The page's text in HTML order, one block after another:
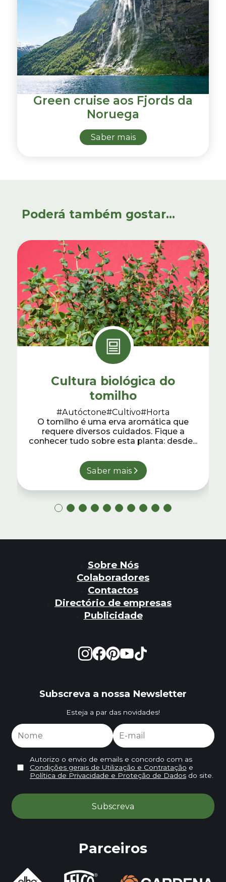
Green cruise aos Fjords da
Noruega
Saber mais
Poderá também gostar...
Cultura biológica do
tomilho
#Autóctone#Cultivo#Horta
O tomilho é uma erva aromática que
requere diversos cuidados. Fique a
conhecer tudo sobre esta planta: desde...
Saber mais
Sobre Nós
Colaboradores
Contactos
Directório de empresas
Publicidade
Subscreva a nossa Newsletter
Esteja a par das novidades!
Autorizo o envio de emails e concordo com as
Condições gerais de Utilização e Contratação e
Política de Privacidade e Proteção de Dadosdo site.
Parceiros